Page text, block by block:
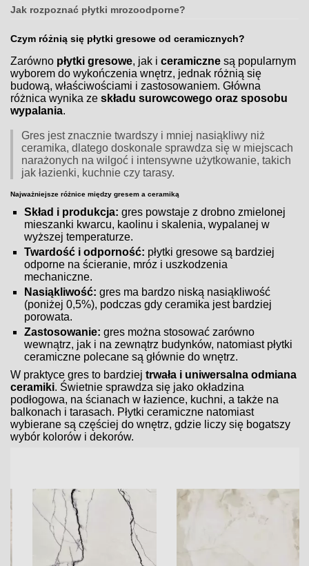
Jak rozpoznać płytki mrozoodporne?
Czym różnią się płytki gresowe od ceramicznych?
Zarówno płytki gresowe, jak iceramiczne są popularnym
wyborem do wykończenia wnętrz, jednak różnią się
budową, właściwościami i zastosowaniem. Główna
różnica wynika zeskładu surowcowego oraz sposobu
wypalania.
Gres jest znacznie twardszy i mniej nasiąkliwy niż
ceramika, dlatego doskonale sprawdza się w miejscach
narażonych na wilgoć i intensywne użytkowanie, takich
jak łazienki, kuchnie czy tarasy.
Najważniejsze różnice między gresem a ceramiką
Skład i produkcja: gres powstaje z drobno zmielonej
mieszanki kwarcu, kaolinu i skalenia, wypalanej w
wyższej temperaturze.
Twardość i odporność: płytki gresowe są bardziej
odporne na ścieranie, mróz i uszkodzenia
mechaniczne.
Nasiąkliwość: gres ma bardzo niską nasiąkliwość
(poniżej 0,5%), podczas gdy ceramika jest bardziej
porowata.
Zastosowanie: gres można stosować zarówno
wewnątrz, jak i na zewnątrz budynków, natomiast płytki
ceramiczne polecane są głównie do wnętrz.
W praktyce gres to bardziejtrwała i uniwersalna odmiana
ceramiki. Świetnie sprawdza się jako okładzina
podłogowa, na ścianach w łazience, kuchni, a także na
balkonach i tarasach. Płytki ceramiczne natomiast
wybierane są częściej do wnętrz, gdzie liczy się bogatszy
wybór kolorów i dekorów.